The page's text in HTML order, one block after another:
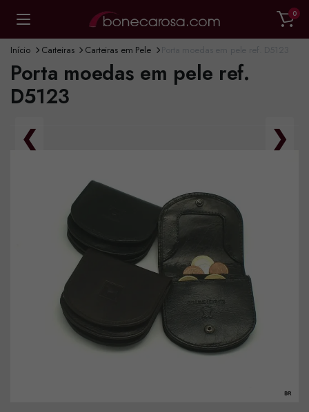
0
Início Carteiras Carteiras em Pele
Porta moedas em pele ref.
D5123
❮ ❯